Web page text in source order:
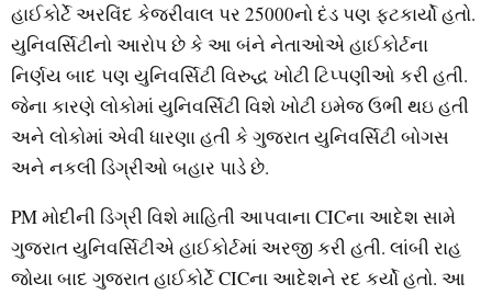
હાઈકોર્ટે અરવિંદ કેજરીવાલ પર 25000નો દંડ પણ ફટકાર્યો હતો.
યુનિવર્સિટીનો આરોપ છે કે આ બંને નેતાઓએ હાઈકોર્ટના
નિર્ણય બાદ પણ યુનિવર્સિટી વિરુદ્ધ ખોટી ટિપ્પણીઓ કરી હતી.
જેના કારણે લોકોમાં યુનિવર્સિટી વિશે ખોટી ઇમેજ ઉભી થઇ હતી
અને લોકોમાં એવી ધારણા હતી કે ગુજરાત યુનિવર્સિટી બોગસ
અને નકલી ડિગ્રીઓ બહાર પાડે છે.
PM મોદીની ડિગ્રી વિશે માહિતી આપવાના CICના આદેશ સામે
ગુજરાત યુનિવર્સિટીએ હાઈકોર્ટમાં અરજી કરી હતી. લાંબી રાહ
જોયા બાદ ગુજરાત હાઈકોર્ટે CICના આદેશને રદ કર્યો હતો. આ